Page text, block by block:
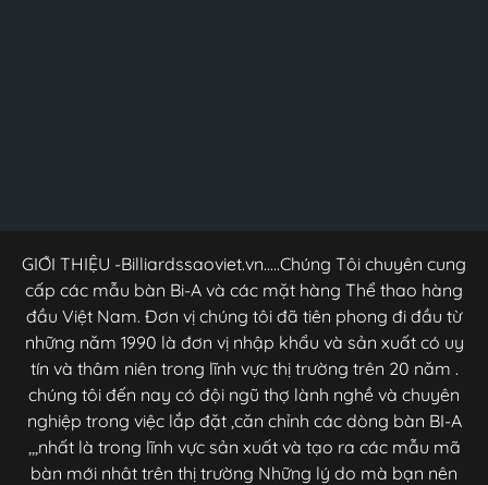
GIỚI THIỆU -Billiardssaoviet.vn.....Chúng Tôi chuyên cung
cấp các mẫu bàn Bi-A và các mặt hàng Thể thao hàng
đầu Việt Nam. Đơn vị chúng tôi đã tiên phong đi đầu từ
những năm 1990 là đơn vị nhập khẩu và sản xuất có uy
tín và thâm niên trong lĩnh vực thị trường trên 20 năm .
chúng tôi đến nay có đội ngũ thợ lành nghề và chuyên
nghiệp trong việc lắp đặt ,căn chỉnh các dòng bàn BI-A
,,,nhất là trong lĩnh vực sản xuất và tạo ra các mẫu mã
bàn mới nhât trên thị trường Những lý do mà bạn nên